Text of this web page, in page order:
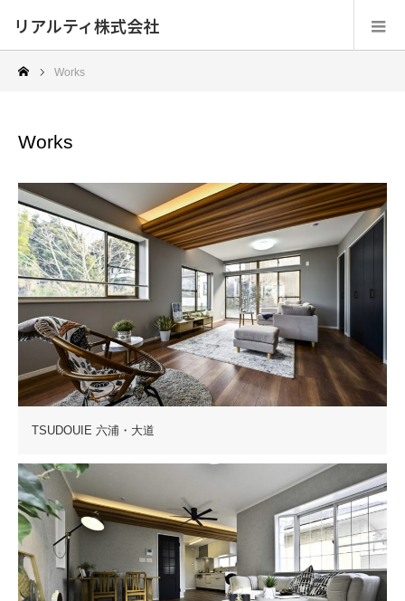
リアルティ株式会社
Works
Works
TSUDOUIE 六浦・大道